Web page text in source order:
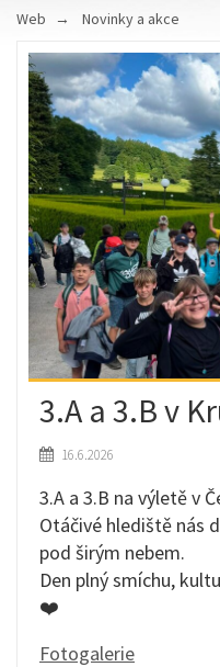
Web Novinky a akce
3.A a 3.B v
16.6.2026
3.A a 3.B na výletě v
Otáčivé hlediště nás
pod širým nebem.
Den plný smíchu,
❤️
Fotogalerie